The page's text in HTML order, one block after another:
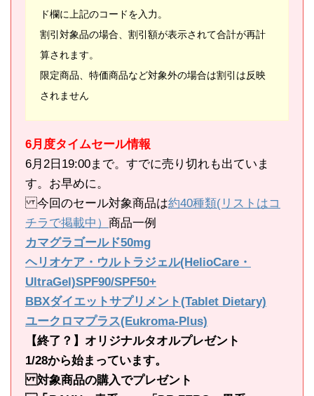
ド欄に上記のコードを入力。
割引対象品の場合、割引額が表示されて合計が再計
算されます。
限定商品、特価商品など対象外の場合は割引は反映
されません
6月度タイムセール情報
6月2日19:00まで。すでに売り切れも出ていま
す。お早めに。
今回のセール対象商品は約40種類(リストはコ
チラで掲載中） 商品一例
カマグラゴールド50mg
ヘリオケア・ウルトラジェル(HelioCare・
UltraGel)SPF90/SPF50+
BBXダイエットサプリメント(Tablet Dietary)
ユークロマプラス(Eukroma-Plus)
【終了？】オリジナルタオルプレゼント
1/28から始まっています。
対象商品の購入でプレゼント